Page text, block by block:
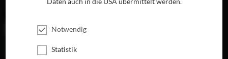
Notwendig
Statistik